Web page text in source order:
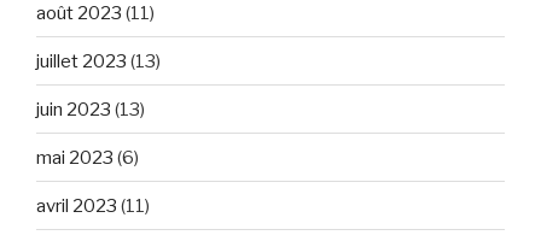
août 2023 (11)
juillet 2023 (13)
juin 2023 (13)
mai 2023 (6)
avril 2023 (11)